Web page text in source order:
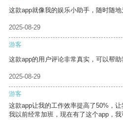
这款app就像我的娱乐小助手，随时随地
2025-08-29
游客
这款app的用户评论非常真实，可以帮助
2025-08-29
游客
这款app让我的工作效率提高了50%，让
我以前经常加班，现在有了这个app，